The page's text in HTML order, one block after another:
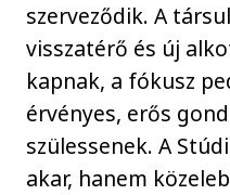
szerveződik. A
visszatérő és új
kapnak, a fókusz
érvényes, erős
szülessenek. A
akar, hanem